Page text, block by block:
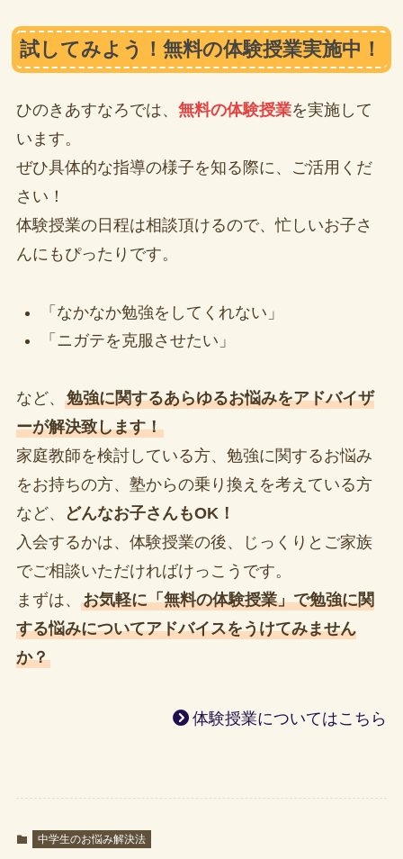
試してみよう！無料の体験授業実施中！
ひのきあすなろでは、 無料の体験授業を実施して
います。
ぜひ具体的な指導の様子を知る際に、ご活用くだ
さい！
体験授業の日程は相談頂けるので、忙しいお子さ
んにもぴったりです。
「なかなか勉強をしてくれない」
「ニガテを克服させたい」
など、 勉強に関するあらゆるお悩みをアドバイザ
ーが解決致します！
家庭教師を検討している方、勉強に関するお悩み
をお持ちの方、塾からの乗り換えを考えている方
など、
どんなお子さんもOK！
入会するかは、体験授業の後、じっくりとご家族
でご相談いただければけっこうです。
まずは、 お気軽に「無料の体験授業」で勉強に関
する悩みについてアドバイスをうけてみません
か？
体験授業についてはこちら
中学生のお悩み解決法